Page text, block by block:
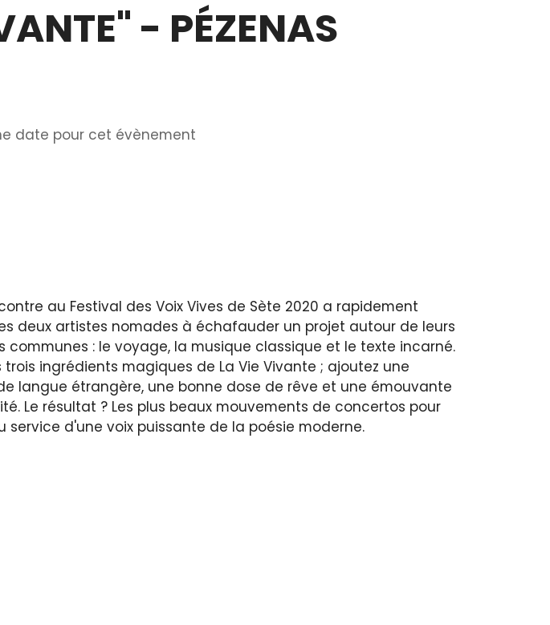
- PÉZENAS
au Festival des Voix Vives de Sète 2020 a rapidement
deux artistes nomades à échafauder un projet autour de leurs
communes : le voyage, la musique classique et le texte incarné.
trois ingrédients magiques de La Vie Vivante ; ajoutez une
langue étrangère, une bonne dose de rêve et une émouvante
Le résultat ? Les plus beaux mouvements de concertos pour
service d'une voix puissante de la poésie moderne.
date pour cet évènement